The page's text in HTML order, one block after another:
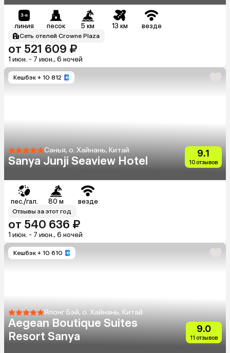
линия песок 5 км 13 км везде
Сеть отелей Crowne Plaza
от 521 609 ₽
1 июн. - 7 июн., 6 ночей
Кешбэк + 10 812
Санья, о. Хайнань, Китай
Sanya Junji Seaview Hotel
9.1
10 отзывов
пес./гал. 80 м везде
Отзывы за этот год
от 540 636 ₽
1 июн. - 7 июн., 6 ночей
Кешбэк + 10 610
Ялонг Бэй, о. Хайнань, Китай
Aegean Boutique Suites
Resort Sanya
9.0
11 отзывов